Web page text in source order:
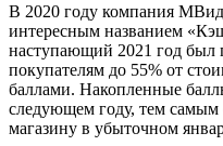
В 2020 году компания
интересным названием
наступающий 2021 год был
покупателям до 55% от
баллами. Накопленные
следующем году, тем
магазину в убыточном